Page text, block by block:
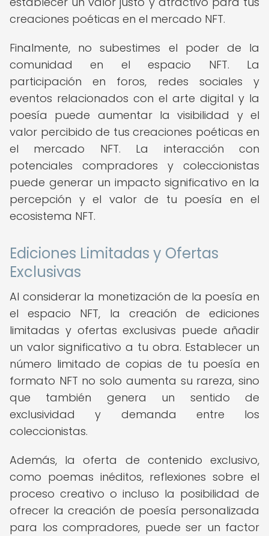
creaciones poéticas en el mercado NFT.
Finalmente, no subestimes el poder de la
comunidad en el espacio NFT. La
participación en foros, redes sociales y
eventos relacionados con el arte digital y la
poesía puede aumentar la visibilidad y el
valor percibido de tus creaciones poéticas en
el mercado NFT. La interacción con
potenciales compradores y coleccionistas
puede generar un impacto significativo en la
percepción y el valor de tu poesía en el
ecosistema NFT.
Ediciones Limitadas y Ofertas
Exclusivas
Al considerar la monetización de la poesía en
el espacio NFT, la creación de ediciones
limitadas y ofertas exclusivas puede añadir
un valor significativo a tu obra. Establecer un
número limitado de copias de tu poesía en
formato NFT no solo aumenta su rareza, sino
que también genera un sentido de
exclusividad y demanda entre los
coleccionistas.
Además, la oferta de contenido exclusivo,
como poemas inéditos, reflexiones sobre el
proceso creativo o incluso la posibilidad de
ofrecer la creación de poesía personalizada
para los compradores, puede ser un factor